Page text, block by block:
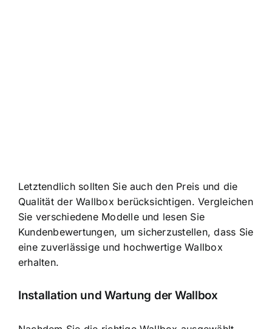
Letztendlich sollten Sie auch den Preis und die
Qualität der Wallbox berücksichtigen. Vergleichen
Sie verschiedene Modelle und lesen Sie
Kundenbewertungen, um sicherzustellen, dass Sie
eine zuverlässige und hochwertige Wallbox
erhalten.
Installation und Wartung der Wallbox